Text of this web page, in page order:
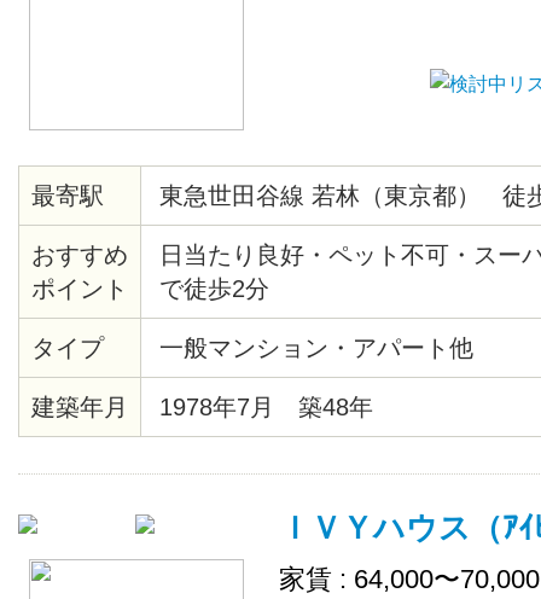
最寄駅 東急世田谷線 若林（東京都） 徒
おすすめ
ポイント
日当たり良好・ペット不可・スー
で徒歩2分
タイプ 一般マンション・アパート他
建築年月 1978年7月 築48年
ＩＶＹハウス（ｱｲ
家賃 : 64,000〜